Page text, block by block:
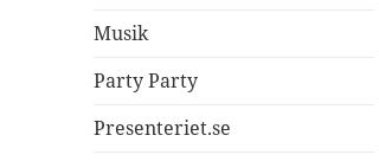
Musik
Party Party
Presenteriet.se